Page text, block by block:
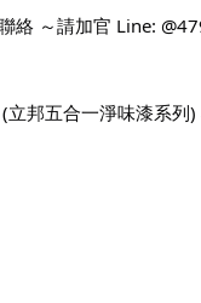
絡 ～請加官 Line:
邦五合一淨味漆系列